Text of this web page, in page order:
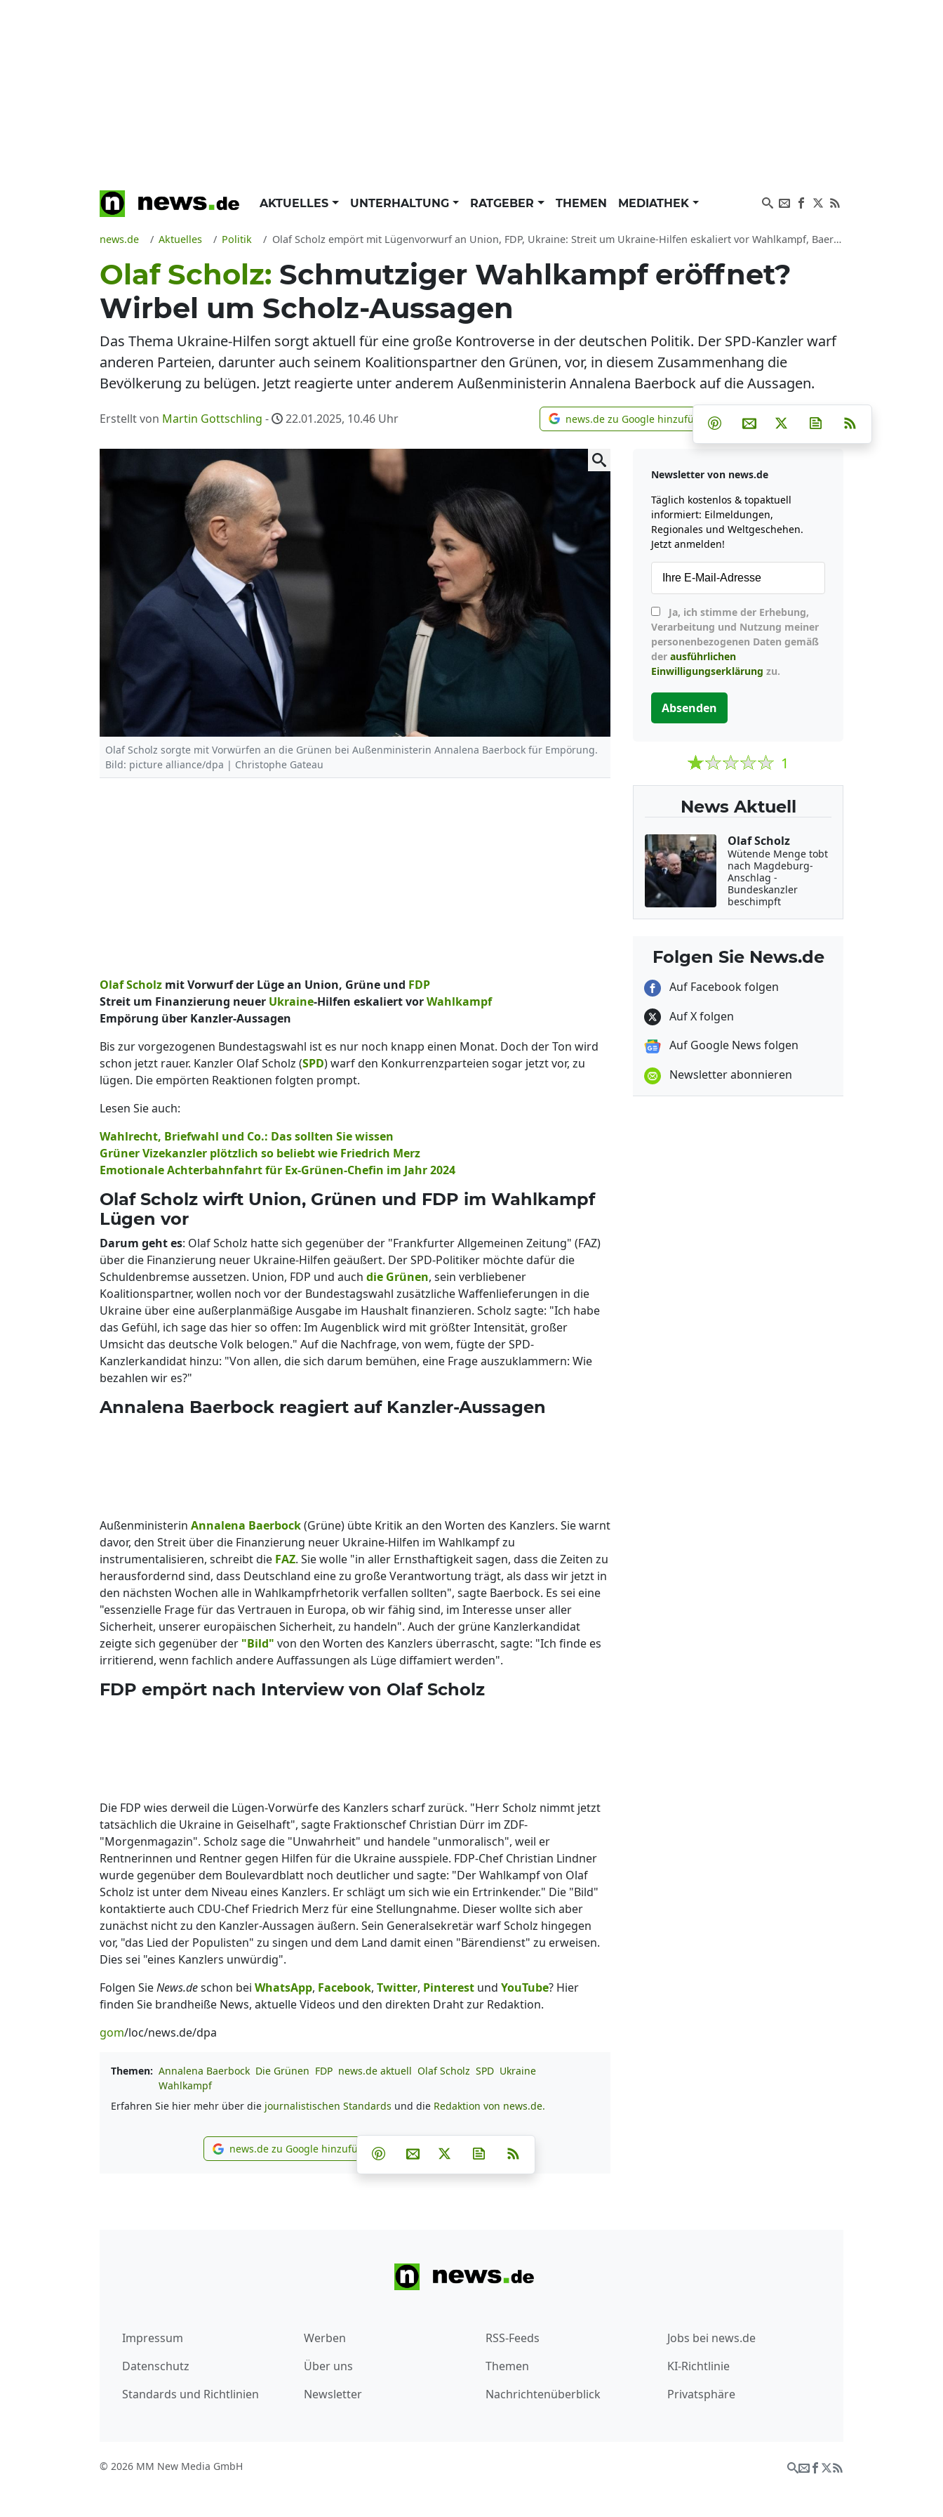
AKTUELLES UNTERHALTUNG RATGEBER THEMEN MEDIATHEK
news.de Aktuelles Politik Olaf Scholz empört mit Lügenvorwurf an Union, FDP, Ukraine: Streit um Ukraine-Hilfen eskaliert vor Wahlkampf, Baerbock reagiert
Olaf Scholz: Schmutziger Wahlkampf eröffnet?
Wirbel um Scholz-Aussagen
Das Thema Ukraine-Hilfen sorgt aktuell für eine große Kontroverse in der deutschen Politik. Der SPD-Kanzler warf
anderen Parteien, darunter auch seinem Koalitionspartner den Grünen, vor, in diesem Zusammenhang die
Bevölkerung zu belügen. Jetzt reagierte unter anderem Außenministerin Annalena Baerbock auf die Aussagen.
Erstellt von Martin Gottschling - 22.01.2025, 10.46 Uhr news.de zu Google hinzufügen
news.de zu Google hinzufügen Teilen auf Facebook
Teilen auf Whatsapp
Teilen auf Telegram
Teilen auf Pinterest
Per E-Mail teilen
Post auf XNewsletter
Olaf Scholz sorgte mit Vorwürfen an die Grünen bei Außenministerin Annalena Baerbock für Empörung.
Bild: picture alliance/dpa | Christophe Gateau
Olaf Scholz mit Vorwurf der Lüge an Union, Grüne und FDP
Streit um Finanzierung neuer Ukraine-Hilfen eskaliert vorWahlkampf
Empörung über Kanzler-Aussagen
Bis zur vorgezogenen Bundestagswahl ist es nur noch knapp einen Monat. Doch der Ton wird
schon jetzt rauer. Kanzler Olaf Scholz (SPD) warf den Konkurrenzparteien sogar jetzt vor, zu
lügen. Die empörten Reaktionen folgten prompt.
Lesen Sie auch:
Wahlrecht, Briefwahl und Co.: Das sollten Sie wissen
Grüner Vizekanzler plötzlich so beliebt wie Friedrich Merz
Emotionale Achterbahnfahrt für Ex-Grünen-Chefin im Jahr 2024
Olaf Scholz wirft Union, Grünen und FDP im Wahlkampf
Lügen vor
Darum geht es: Olaf Scholz hatte sich gegenüber der "Frankfurter Allgemeinen Zeitung" (FAZ)
über die Finanzierung neuer Ukraine-Hilfen geäußert. Der SPD-Politiker möchte dafür die
Schuldenbremse aussetzen. Union, FDP und auch die Grünen, sein verbliebener
Koalitionspartner, wollen noch vor der Bundestagswahl zusätzliche Waffenlieferungen in die
Ukraine über eine außerplanmäßige Ausgabe im Haushalt finanzieren. Scholz sagte: "Ich habe
das Gefühl, ich sage das hier so offen: Im Augenblick wird mit größter Intensität, großer
Umsicht das deutsche Volk belogen." Auf die Nachfrage, von wem, fügte der SPD-
Kanzlerkandidat hinzu: "Von allen, die sich darum bemühen, eine Frage auszuklammern: Wie
bezahlen wir es?"
Annalena Baerbock reagiert auf Kanzler-Aussagen
Außenministerin Annalena Baerbock(Grüne) übte Kritik an den Worten des Kanzlers. Sie warnt
davor, den Streit über die Finanzierung neuer Ukraine-Hilfen im Wahlkampf zu
instrumentalisieren, schreibt die FAZ. Sie wolle "in aller Ernsthaftigkeit sagen, dass die Zeiten zu
herausfordernd sind, dass Deutschland eine zu große Verantwortung trägt, als dass wir jetzt in
den nächsten Wochen alle in Wahlkampfrhetorik verfallen sollten", sagte Baerbock. Es sei eine
"essenzielle Frage für das Vertrauen in Europa, ob wir fähig sind, im Interesse unser aller
Sicherheit, unserer europäischen Sicherheit, zu handeln". Auch der grüne Kanzlerkandidat
zeigte sich gegenüber der "Bild" von den Worten des Kanzlers überrascht, sagte: "Ich finde es
irritierend, wenn fachlich andere Auffassungen als Lüge diffamiert werden".
FDP empört nach Interview von Olaf Scholz
Die FDP wies derweil die Lügen-Vorwürfe des Kanzlers scharf zurück. "Herr Scholz nimmt jetzt
tatsächlich die Ukraine in Geiselhaft", sagte Fraktionschef Christian Dürr im ZDF-
"Morgenmagazin". Scholz sage die "Unwahrheit" und handele "unmoralisch", weil er
Rentnerinnen und Rentner gegen Hilfen für die Ukraine ausspiele. FDP-Chef Christian Lindner
wurde gegenüber dem Boulevardblatt noch deutlicher und sagte: "Der Wahlkampf von Olaf
Scholz ist unter dem Niveau eines Kanzlers. Er schlägt um sich wie ein Ertrinkender." Die "Bild"
kontaktierte auch CDU-Chef Friedrich Merz für eine Stellungnahme. Dieser wollte sich aber
zunächst nicht zu den Kanzler-Aussagen äußern. Sein Generalsekretär warf Scholz hingegen
vor, "das Lied der Populisten" zu singen und dem Land damit einen "Bärendienst" zu erweisen.
Dies sei "eines Kanzlers unwürdig".
Folgen SieNews.deschon bei WhatsApp, Facebook, Twitter, Pinterest und YouTube? Hier
finden Sie brandheiße News, aktuelle Videos und den direkten Draht zur Redaktion.
gom/loc/news.de/dpa
Themen: Annalena Baerbock Die Grünen FDP news.de aktuell Olaf Scholz SPD Ukraine
Wahlkampf
Erfahren Sie hier mehr über die journalistischen Standards und die Redaktion von news.de.
news.de zu Google hinzufügen
news.de zu Google hinzufügen Teilen auf Facebook
Teilen auf Whatsapp
Teilen auf Telegram
Teilen auf Pinterest
Per E-Mail teilen
Post auf XNewsletter abonnieren
Newsletter von news.de
Täglich kostenlos & topaktuell
informiert: Eilmeldungen,
Regionales und Weltgeschehen.
Jetzt anmelden!
Verarbeitung und Nutzung meiner
personenbezogenen Daten gemäß
der ausführlichen
Einwilligungserklärung zu.
Absenden
1
News Aktuell
Olaf Scholz
Wütende Menge tobt
nach Magdeburg-
Anschlag -
Bundeskanzler
beschimpft
Folgen Sie News.de
Auf Facebook folgen
Auf X folgen
Auf Google News folgen
Newsletter abonnieren
Impressum
Datenschutz
Standards und Richtlinien
Werben
Über uns
Newsletter
RSS-Feeds
Themen
Nachrichtenüberblick
Jobs bei news.de
KI-Richtlinie
Privatsphäre
© 2026 MM New Media GmbH